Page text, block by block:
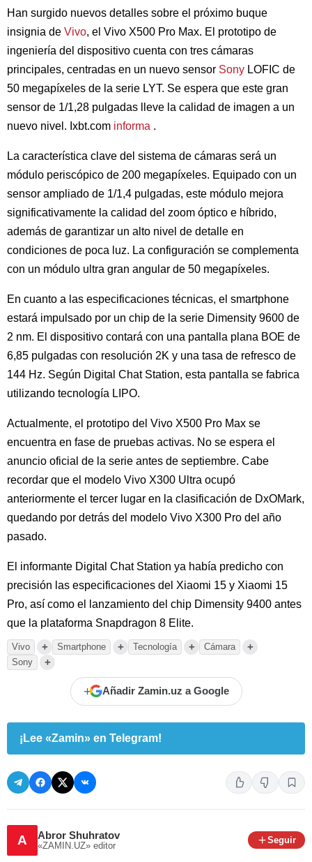
Han surgido nuevos detalles sobre el próximo buque
insignia de Vivo, el Vivo X500 Pro Max. El prototipo de
ingeniería del dispositivo cuenta con tres cámaras
principales, centradas en un nuevo sensor Sony LOFIC de
50 megapíxeles de la serie LYT. Se espera que este gran
sensor de 1/1,28 pulgadas lleve la calidad de imagen a un
nuevo nivel. Ixbt.com informa .
La característica clave del sistema de cámaras será un
módulo periscópico de 200 megapíxeles. Equipado con un
sensor ampliado de 1/1,4 pulgadas, este módulo mejora
significativamente la calidad del zoom óptico e híbrido,
además de garantizar un alto nivel de detalle en
condiciones de poca luz. La configuración se complementa
con un módulo ultra gran angular de 50 megapíxeles.
En cuanto a las especificaciones técnicas, el smartphone
estará impulsado por un chip de la serie Dimensity 9600 de
2 nm. El dispositivo contará con una pantalla plana BOE de
6,85 pulgadas con resolución 2K y una tasa de refresco de
144 Hz. Según Digital Chat Station, esta pantalla se fabrica
utilizando tecnología LIPO.
Actualmente, el prototipo del Vivo X500 Pro Max se
encuentra en fase de pruebas activas. No se espera el
anuncio oficial de la serie antes de septiembre. Cabe
recordar que el modelo Vivo X300 Ultra ocupó
anteriormente el tercer lugar en la clasificación de DxOMark,
quedando por detrás del modelo Vivo X300 Pro del año
pasado.
El informante Digital Chat Station ya había predicho con
precisión las especificaciones del Xiaomi 15 y Xiaomi 15
Pro, así como el lanzamiento del chip Dimensity 9400 antes
que la plataforma Snapdragon 8 Elite.
Vivo + Smartphone + Tecnología + Cámara +
Sony +
+ Añadir Zamin.uz a Google
¡Lee «Zamin» en Telegram!
A Abror Shuhratov
«ZAMIN.UZ» editor
Seguir